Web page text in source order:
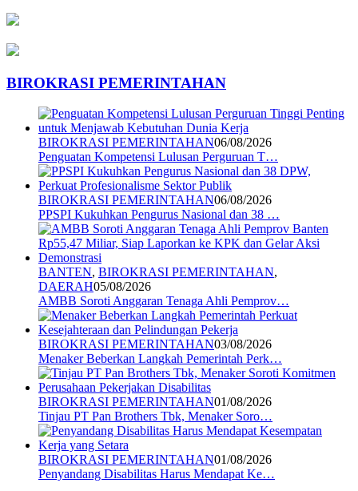
BIROKRASI PEMERINTAHAN
BIROKRASI PEMERINTAHAN06/08/2026
Penguatan Kompetensi Lulusan Perguruan T…
BIROKRASI PEMERINTAHAN06/08/2026
PPSPI Kukuhkan Pengurus Nasional dan 38 …
BANTEN, BIROKRASI PEMERINTAHAN,
DAERAH05/08/2026
AMBB Soroti Anggaran Tenaga Ahli Pemprov…
BIROKRASI PEMERINTAHAN03/08/2026
Menaker Beberkan Langkah Pemerintah Perk…
BIROKRASI PEMERINTAHAN01/08/2026
Tinjau PT Pan Brothers Tbk, Menaker Soro…
BIROKRASI PEMERINTAHAN01/08/2026
Penyandang Disabilitas Harus Mendapat Ke…